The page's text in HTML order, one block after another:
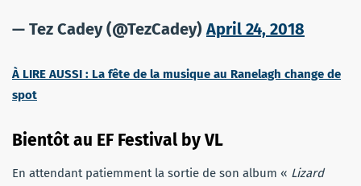
— Tez Cadey (@TezCadey)April 24, 2018
À LIRE AUSSI : La fête de la musique au Ranelagh change de
spot
Bientôt au EF Festival by VL
En attendant patiemment la sortie de son album « Lizard